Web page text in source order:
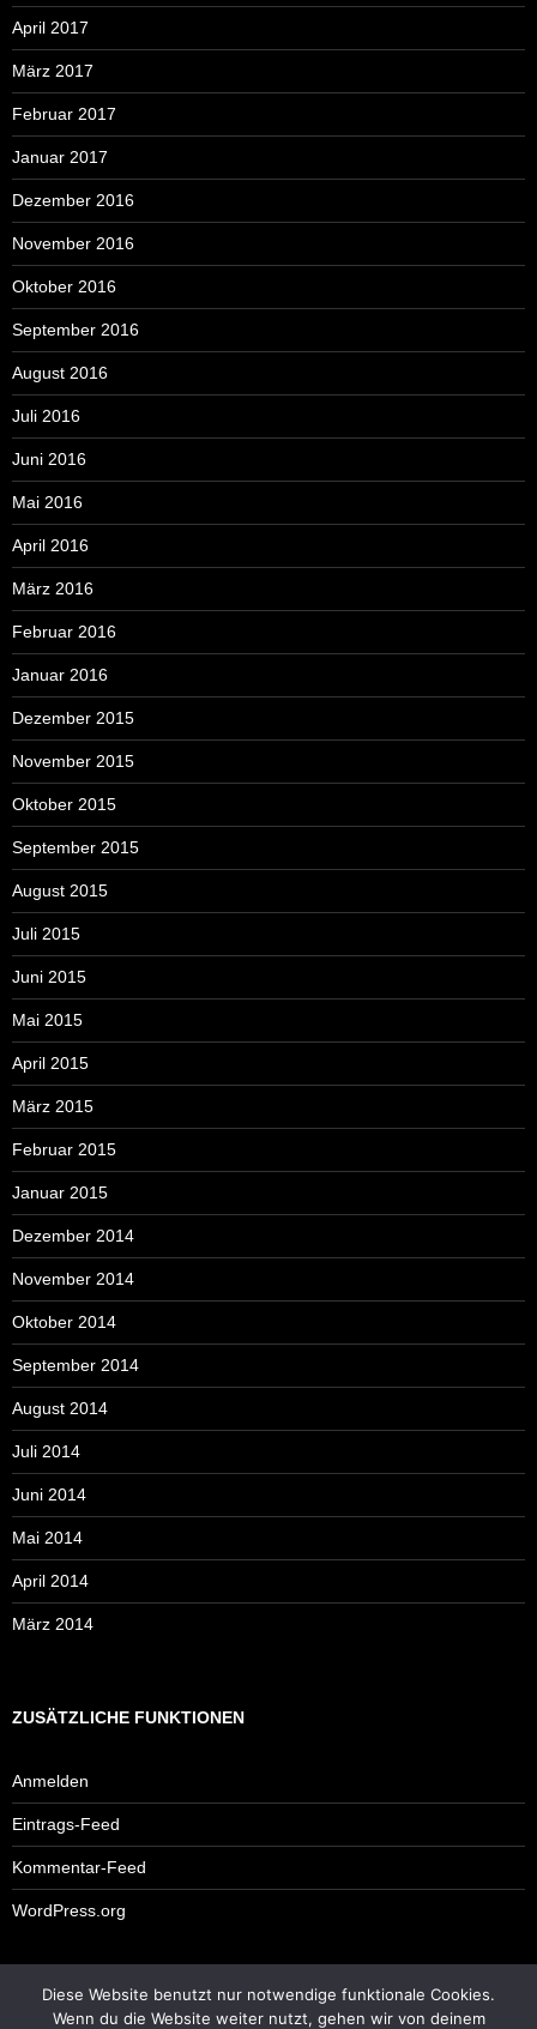
April 2017
März 2017
Februar 2017
Januar 2017
Dezember 2016
November 2016
Oktober 2016
September 2016
August 2016
Juli 2016
Juni 2016
Mai 2016
April 2016
März 2016
Februar 2016
Januar 2016
Dezember 2015
November 2015
Oktober 2015
September 2015
August 2015
Juli 2015
Juni 2015
Mai 2015
April 2015
März 2015
Februar 2015
Januar 2015
Dezember 2014
November 2014
Oktober 2014
September 2014
August 2014
Juli 2014
Juni 2014
Mai 2014
April 2014
März 2014
ZUSÄTZLICHE FUNKTIONEN
Anmelden
Eintrags-Feed
Kommentar-Feed
WordPress.org
Impressum
Diese Website benutzt nur notwendige funktionale Cookies.
Wenn du die Website weiter nutzt, gehen wir von deinem